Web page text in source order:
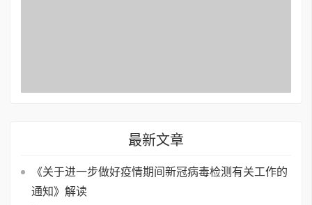
最新文章
《关于进一步做好疫情期间新冠病毒检测有关工作的
通知》解读